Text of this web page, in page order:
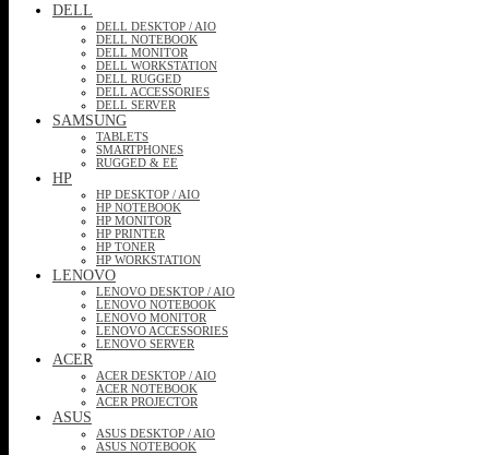
DELL
DELL DESKTOP / AIO
DELL NOTEBOOK
DELL MONITOR
DELL WORKSTATION
DELL RUGGED
DELL ACCESSORIES
DELL SERVER
SAMSUNG
TABLETS
SMARTPHONES
RUGGED & EE
HP
HP DESKTOP / AIO
HP NOTEBOOK
HP MONITOR
HP PRINTER
HP TONER
HP WORKSTATION
LENOVO
LENOVO DESKTOP / AIO
LENOVO NOTEBOOK
LENOVO MONITOR
LENOVO ACCESSORIES
LENOVO SERVER
ACER
ACER DESKTOP / AIO
ACER NOTEBOOK
ACER PROJECTOR
ASUS
ASUS DESKTOP / AIO
ASUS NOTEBOOK